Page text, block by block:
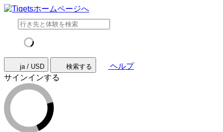
ja / USD 検索する
ヘルプ
サインインする